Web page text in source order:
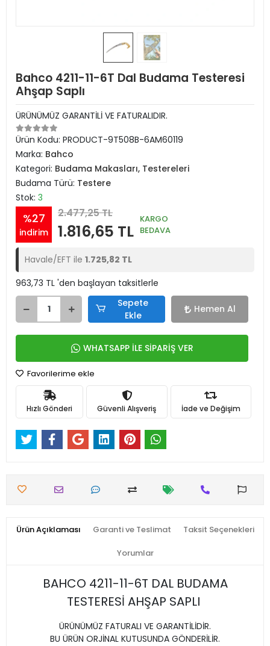
Bahco 4211-11-6T Dal Budama Testeresi
Ahşap Saplı
ÜRÜNÜMÜZ GARANTİLİ VE FATURALIDIR.
Ürün Kodu: PRODUCT-9T508B-6AM60119
Marka: Bahco
Kategori: Budama Makasları, Testereleri
Budama Türü: Testere
Stok: 3
%27
indirim
2.477,25 TL
1.816,65 TL
KARGO
BEDAVA
Havale/EFT ile 1.725,82 TL
963,73 TL 'den başlayan taksitlerle
Sepete
Ekle
Hemen Al
WHATSAPP İLE SİPARİŞ VER
Favorilerime ekle
Hızlı Gönderi Güvenli Alışveriş İade ve Değişim
Ürün Açıklaması Garanti ve Teslimat Taksit Seçenekleri
Yorumlar
BAHCO 4211-11-6T DAL BUDAMA
TESTERESİ AHŞAP SAPLI
ÜRÜNÜMÜZ FATURALI VE GARANTİLİDİR.
BU ÜRÜN ORJİNAL KUTUSUNDA GÖNDERİLİR.